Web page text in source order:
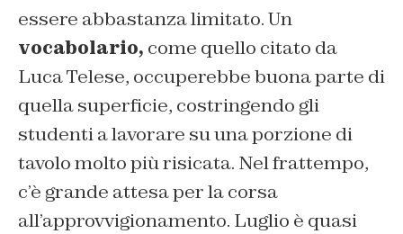
essere abbastanza limitato. Un
vocabolario, come quello citato da
Luca Telese, occuperebbe buona parte di
quella superficie, costringendo gli
studenti a lavorare su una porzione di
tavolo molto più risicata. Nel frattempo,
c’è grande attesa per la corsa
all’approvvigionamento. Luglio è quasi